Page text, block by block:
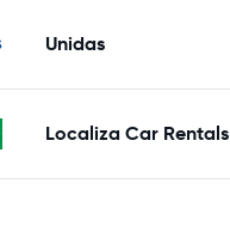
Unidas
Localiza Car Rentals